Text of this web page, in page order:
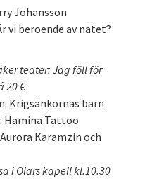
Johansson
vi beroende av nätet?
teater: Jag föll för
20 €
Krigsänkornas barn
Hamina Tattoo
Karamzin och
i Olars kapell kl.10.30